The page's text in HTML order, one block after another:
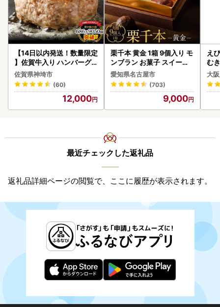
【14日以内発送！数量限定
】佐賀牛入り ハンバーグ 2
2個 2.6kg(120g×22個)(H
083106)
佐賀県神埼市
(60)
12,000
栗千本 黄金 1箱 9個入り モ
ンブラン お菓子 スイーツ
デザート モンブラン 人気
愛知県名古屋市
(703)
9,000
え
む
大
最近チェックした返礼品
返礼品詳細ページの閲覧で、ここに履歴が表示されます。